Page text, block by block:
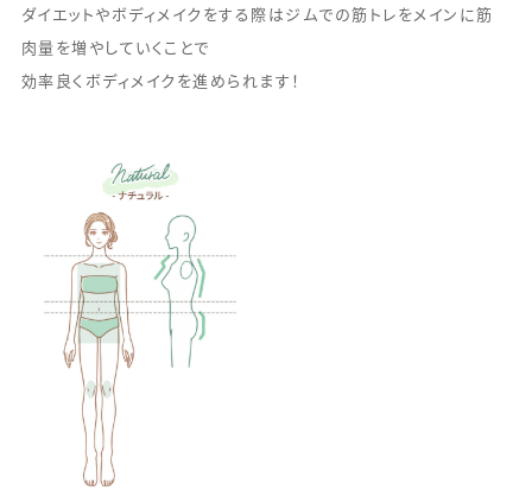
ダイエットやボディメイクをする際はジムでの筋トレをメインに筋
肉量を増やしていくことで
効率良くボディメイクを進められます！